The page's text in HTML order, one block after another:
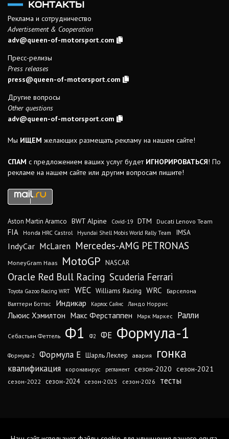
КОНТАКТЫ
Реклама и сотрудничество
Advertisement & Cooperation
adv@queen-of-motorsport.com
Пресс-релизы
Press releases
press@queen-of-motorsport.com
Другие вопросы
Other questions
adv@queen-of-motorsport.com
Мы ИЩЕМ желающих размещать рекламу на нашем сайте!
СПАМ с предложением ваших услуг будет ИГНОРИРОВАТЬСЯ! По
рекламе на нашем сайте или другим вопросам пишите!
Aston Martin Aramco BWT Alpine Covid-19 DTM Ducati Lenovo Team
FIA Honda HRC Castrol Hyundai Shell Mobis World Rally Team IMSA
IndyCar McLaren Mercedes-AMG PETRONAS
MoneyGram Haas MotoGP NASCAR
Oracle Red Bull Racing Scuderia Ferrari
Toyota Gazoo Racing WRT WEC Williams Racing WRC
Барселона
Валттери Боттас
Индикар Карлос Сайнс Ландо Норрис
Льюис Хэмилтон Макс Ферстаппен Марк Маркес Ралли
Себастьян Феттель Ф1 Ф2 ФЕ Формула-1
Формула-2 Формула Е Шарль Леклер авария гонка
квалификация коронавирус регламент сезон-2020 сезон-2021
сезон-2022 сезон-2024 сезон-2025 сезон-2026 тесты